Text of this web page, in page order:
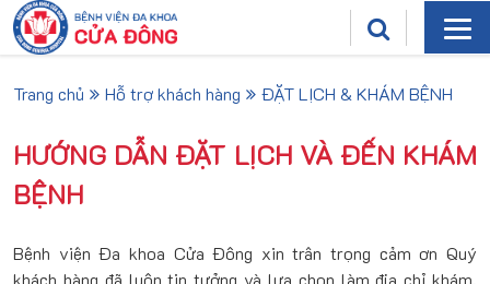
Trang chủ Hỗ trợ khách hàng ĐẶT LỊCH & KHÁM BỆNH
HƯỚNG DẪN ĐẶT LỊCH VÀ ĐẾN KHÁM
BỆNH
Bệnh viện Đa khoa Cửa Đông xin trân trọng cảm ơn Quý
khách hàng đã luôn tin tưởng và lựa chọn làm địa chỉ khám,